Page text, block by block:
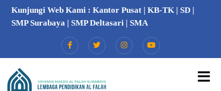
Kunjungi Web Kami : Kantor Pusat | KB-TK | SD |
SMP Surabaya | SMP Deltasari | SMA